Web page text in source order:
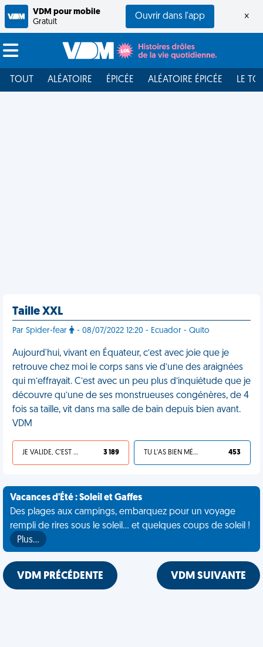
VDM pour mobile
Gratuit
Ouvrir dans l'app ×
TOUT ALÉATOIRE ÉPICÉE ALÉATOIRE ÉPICÉE LE
Taille XXL
Par Spider-fear - 08/07/2022 12:20 - Ecuador - Quito
Aujourd'hui, vivant en Équateur, c’est avec joie que je
retrouve chez moi le corps sans vie d’une des araignées
qui m’effrayait. C’est avec un peu plus d’inquiétude que je
découvre qu’une de ses monstrueuses congénères, de 4
fois sa taille, vit dans ma salle de bain depuis bien avant.
VDM
JE VALIDE, C'EST UNE VDM 3 189 TU L'AS BIEN MÉRITÉ 453
Vacances d'Été : Soleil et Gaffes
Des plages aux campings, embarquez pour un voyage
rempli de rires sous le soleil... et quelques coups de soleil !
Plus…
VDM PRÉCÉDENTE VDM SUIVANTE